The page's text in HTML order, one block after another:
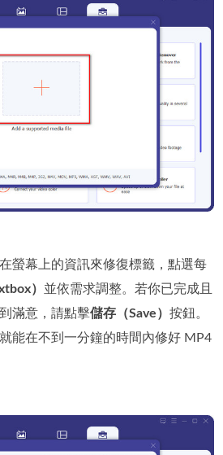
螢幕上的資訊來修復標籤，點選每
） 並依需求調整。若你已完成且
滿意，請點擊儲存（Save）按鈕。
能在不到一分鐘的時間內修好 MP4